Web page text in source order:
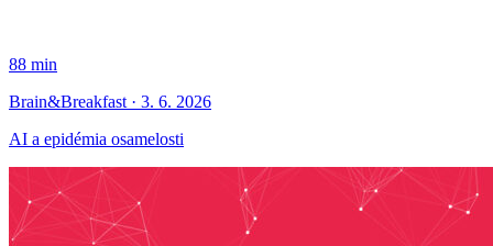
88 min
Brain&Breakfast · 3. 6. 2026
AI a epidémia osamelosti